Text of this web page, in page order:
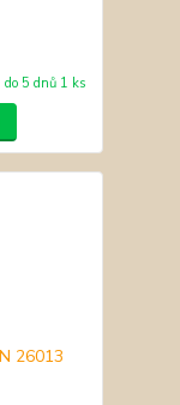
do 5 dnů 1 ks